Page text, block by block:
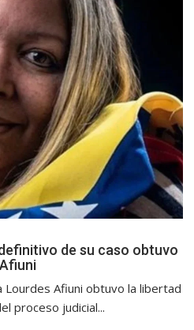
de su caso obtuvo
Lourdes Afiuni obtuvo la libertad
proceso judicial...